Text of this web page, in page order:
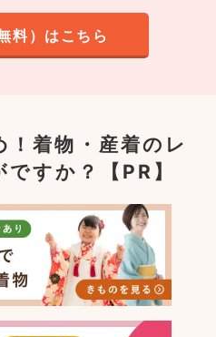
料）はこちら
！着物・産着のレ
すか？【PR】